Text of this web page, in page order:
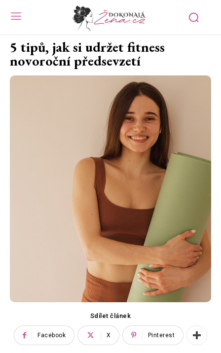
5 tipů, jak si udržet fitness
novoroční předsevzetí
Sdílet článek
Facebook X Pinterest